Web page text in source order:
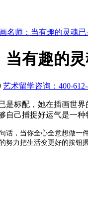
名师：当有趣的灵魂
有趣的
艺术留学咨询： 400-
是标配，她在插画世
自己捕捉好运气是一
话，当你全心全意想做
努力把生活变更好的按钮